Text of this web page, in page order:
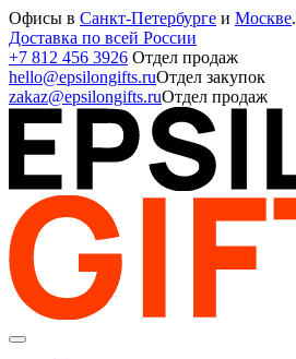
Офисы в Санкт-Петербурге и Москве.
Доставка по всей России
+7 812 456 3926 Отдел продаж
hello@epsilongifts.ruОтдел закупок
zakaz@epsilongifts.ruОтдел продаж